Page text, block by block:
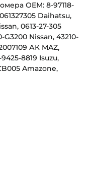
OEM: 8-97118-
Daihatsu,
0613-27-305
Nissan, 43210-
АК MAZ,
8819 Isuzu,
Amazone,